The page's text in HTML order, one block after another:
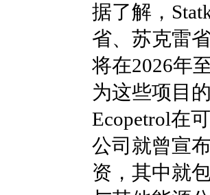
据了解，
省、苏克雷
将在2026年
为这些项目
Ecopetrol在
公司就曾宣
资，其中就